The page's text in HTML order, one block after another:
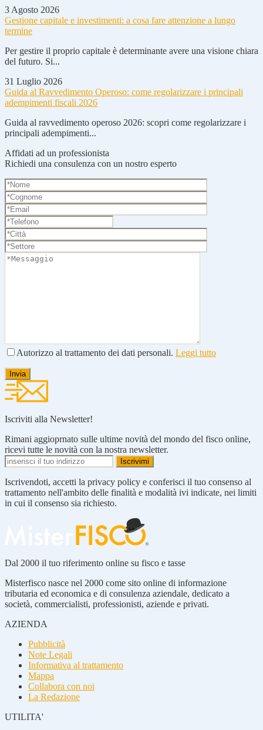
3 Agosto 2026
Gestione capitale e investimenti: a cosa fare attenzione a lungo
termine
Per gestire il proprio capitale è determinante avere una visione chiara
del futuro. Si...
31 Luglio 2026
Guida al Ravvedimento Operoso: come regolarizzare i principali
adempimenti fiscali 2026
Guida al ravvedimento operoso 2026: scopri come regolarizzare i
principali adempimenti...
Affidati ad un professionista
Richiedi una consulenza con un nostro esperto
Autorizzo al trattamento dei dati personali. Leggi tutto
Iscriviti alla Newsletter!
Rimani aggioprnato sulle ultime novità del mondo del fisco online,
ricevi tutte le novità con la nostra newsletter.
Iscrivendoti, accetti la privacy policy e conferisci il tuo consenso al
trattamento nell'ambito delle finalità e modalità ivi indicate, nei limiti
in cui il consenso sia richiesto.
Dal 2000 il tuo riferimento online su fisco e tasse
Misterfisco nasce nel 2000 come sito online di informazione
tributaria ed economica e di consulenza aziendale, dedicato a
società, commercialisti, professionisti, aziende e privati.
AZIENDA
Pubblicità
Note Legali
Informativa al trattamento
Mappa
Collabora con noi
La Redazione
UTILITA'